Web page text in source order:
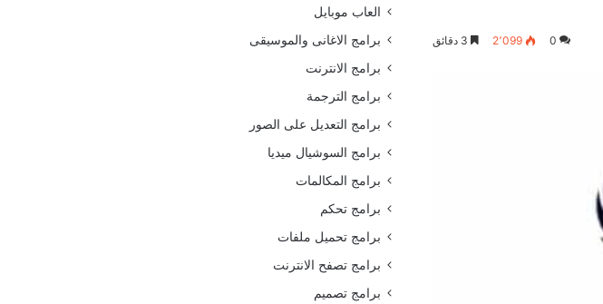
0 2٬099
العاب موبايل
برامج الاغانى والموسيقى
برامج الانترنت
برامج الترجمة
برامج التعديل على الصور
برامج السوشيال ميديا
برامج المكالمات
برامج تحكم
برامج تحميل ملفات
برامج تصفح الانترنت
برامج تصميم